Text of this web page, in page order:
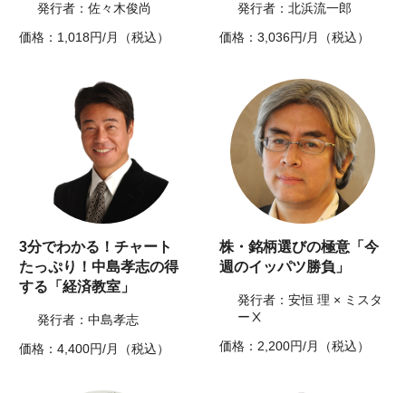
発行者：佐々木俊尚
価格：1,018円/月（税込）
発行者：北浜流一郎
価格：3,036円/月（税込）
3分でわかる！チャート
たっぷり！中島孝志の得
する「経済教室」
発行者：中島孝志
価格：4,400円/月（税込）
株・銘柄選びの極意「今
週のイッパツ勝負」
発行者：安恒 理 × ミスタ
ーⅩ
価格：2,200円/月（税込）